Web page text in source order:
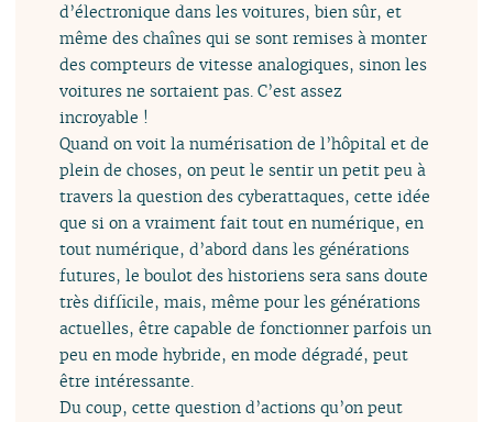
d’électronique dans les voitures, bien sûr, et
même des chaînes qui se sont remises à monter
des compteurs de vitesse analogiques, sinon les
voitures ne sortaient pas. C’est assez
incroyable !
Quand on voit la numérisation de l’hôpital et de
plein de choses, on peut le sentir un petit peu à
travers la question des cyberattaques, cette idée
que si on a vraiment fait tout en numérique, en
tout numérique, d’abord dans les générations
futures, le boulot des historiens sera sans doute
très difficile, mais, même pour les générations
actuelles, être capable de fonctionner parfois un
peu en mode hybride, en mode dégradé, peut
être intéressante.
Du coup, cette question d’actions qu’on peut